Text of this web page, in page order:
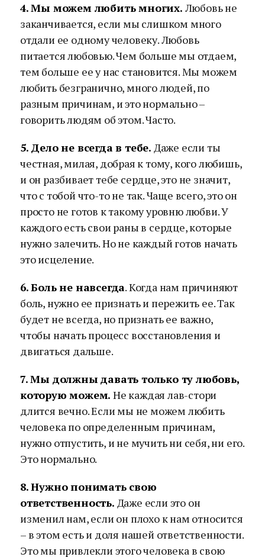
4. Мы можем любить многих. Любовь не
заканчивается, если мы слишком много
отдали ее одному человеку. Любовь
питается любовью. Чем больше мы отдаем,
тем больше ее у нас становится. Мы можем
любить безгранично, много людей, по
разным причинам, и это нормально –
говорить людям об этом. Часто.
5. Дело не всегда в тебе. Даже если ты
честная, милая, добрая к тому, кого любишь,
и он разбивает тебе сердце, это не значит,
что с тобой что-то не так. Чаще всего, это он
просто не готов к такому уровню любви. У
каждого есть свои раны в сердце, которые
нужно залечить. Но не каждый готов начать
это исцеление.
6. Боль не навсегда. Когда нам причиняют
боль, нужно ее признать и пережить ее. Так
будет не всегда, но признать ее важно,
чтобы начать процесс восстановления и
двигаться дальше.
7. Мы должны давать только ту любовь,
которую можем. Не каждая лав-стори
длится вечно. Если мы не можем любить
человека по определенным причинам,
нужно отпустить, и не мучить ни себя, ни его.
Это нормально.
8. Нужно понимать свою
ответственность. Даже если это он
изменил нам, если он плохо к нам относится
– в этом есть и доля нашей ответственности.
Это мы привлекли этого человека в свою